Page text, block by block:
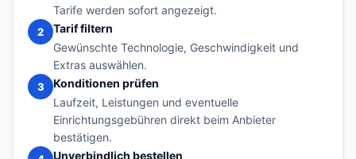
Tarife werden sofort angezeigt.
2
Tarif filtern
Gewünschte Technologie, Geschwindigkeit und
Extras auswählen.
3
Konditionen prüfen
Laufzeit, Leistungen und eventuelle
Einrichtungsgebühren direkt beim Anbieter
bestätigen.
Unverbindlich bestellen